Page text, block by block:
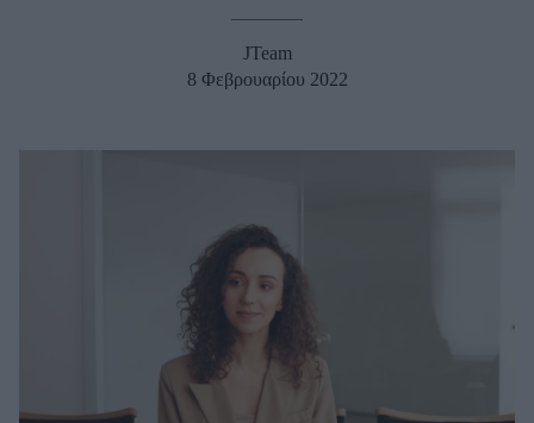
JTeam
8 Φεβρουαρίου 2022